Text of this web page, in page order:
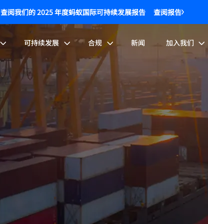
查阅我们的 2025 年度蚂蚁国际可持续发展报告 查阅报告
可持续发展 合规 新闻 加入我们